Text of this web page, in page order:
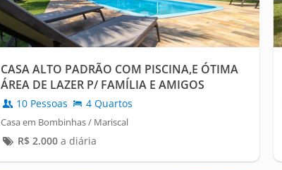
CASA ALTO PADRÃO COM PISCINA,E ÓTIMA
ÁREA DE LAZER P/ FAMÍLIA E AMIGOS
10 Pessoas 4 Quartos
Casa em Bombinhas / Mariscal
R$ 2.000a diária